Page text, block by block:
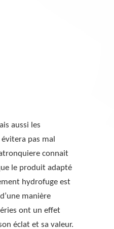
aussi les
pas mal
connait
le produit adapté
hydrofuge est
manière
ont un effet
éclat et sa valeur.